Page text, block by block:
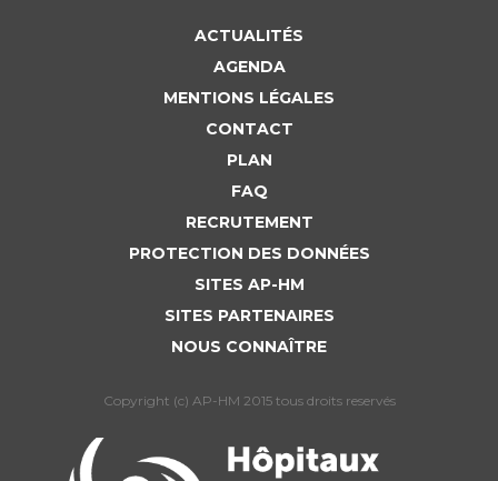
ACTUALITÉS
AGENDA
MENTIONS LÉGALES
CONTACT
PLAN
FAQ
RECRUTEMENT
PROTECTION DES DONNÉES
SITES AP-HM
SITES PARTENAIRES
NOUS CONNAÎTRE
Copyright (c) AP-HM 2015 tous droits reservés